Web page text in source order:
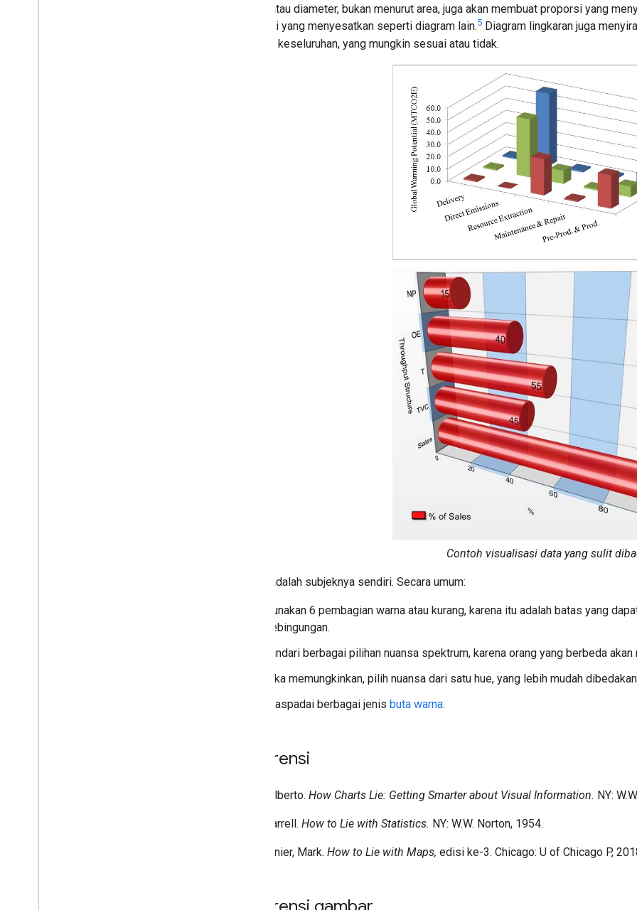
radius atau diameter, bukan menurut area, juga akan membuat proporsi yang
proporsi yang menyesatkan seperti diagram lain.5 Diagram lingkaran juga
menjadi keseluruhan, yang mungkin sesuai atau tidak.
Contoh visualisasi data yang sulit
Warna adalah subjeknya sendiri. Secara umum:
Gunakan 6 pembagian warna atau kurang, karena itu adalah batas yang
kebingungan.
Hindari berbagai pilihan nuansa spektrum, karena orang yang berbeda
Jika memungkinkan, pilih nuansa dari satu hue, yang lebih mudah
Waspadai berbagai jenis buta warna.
Referensi
Kairo, Alberto. How Charts Lie: Getting Smarter about Visual Information. NY:
Huff, Darrell. How to Lie with Statistics. NY: W.W. Norton, 1954.
Monmonier, Mark. How to Lie with Maps, edisi ke-3. Chicago: U of Chicago P,